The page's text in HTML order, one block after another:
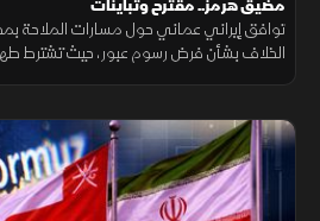
توافق إيراني عماني حول مسارات الملاحة
الخلاف بشأن فرض رسوم عبور، حيث تشترط